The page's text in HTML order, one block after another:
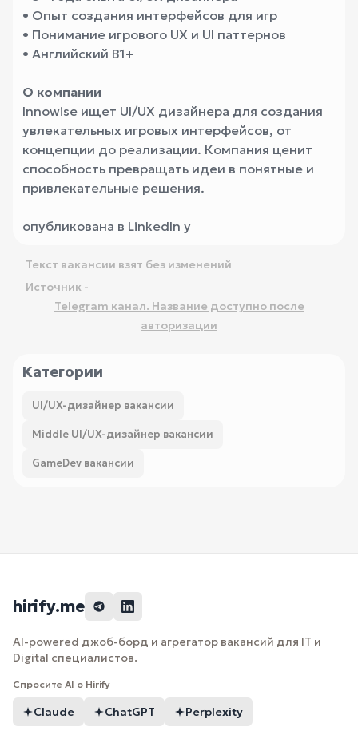
• Опыт создания интерфейсов для игр
• Понимание игрового UX и UI паттернов
• Английский B1+
О компании
Innowise ищет UI/UX дизайнера для создания
увлекательных игровых интерфейсов, от
концепции до реализации. Компания ценит
способность превращать идеи в понятные и
привлекательные решения.
опубликована в LinkedIn у
Текст вакансии взят без изменений
Источник -
Telegram канал. Название доступно после
авторизации
Категории
UI/UX-дизайнер вакансии
Middle UI/UX-дизайнер вакансии
GameDev вакансии
hirify.me
AI-powered джоб-борд и агрегатор вакансий для IT и
Digital специалистов.
Спросите AI о Hirify
Claude ChatGPT Perplexity